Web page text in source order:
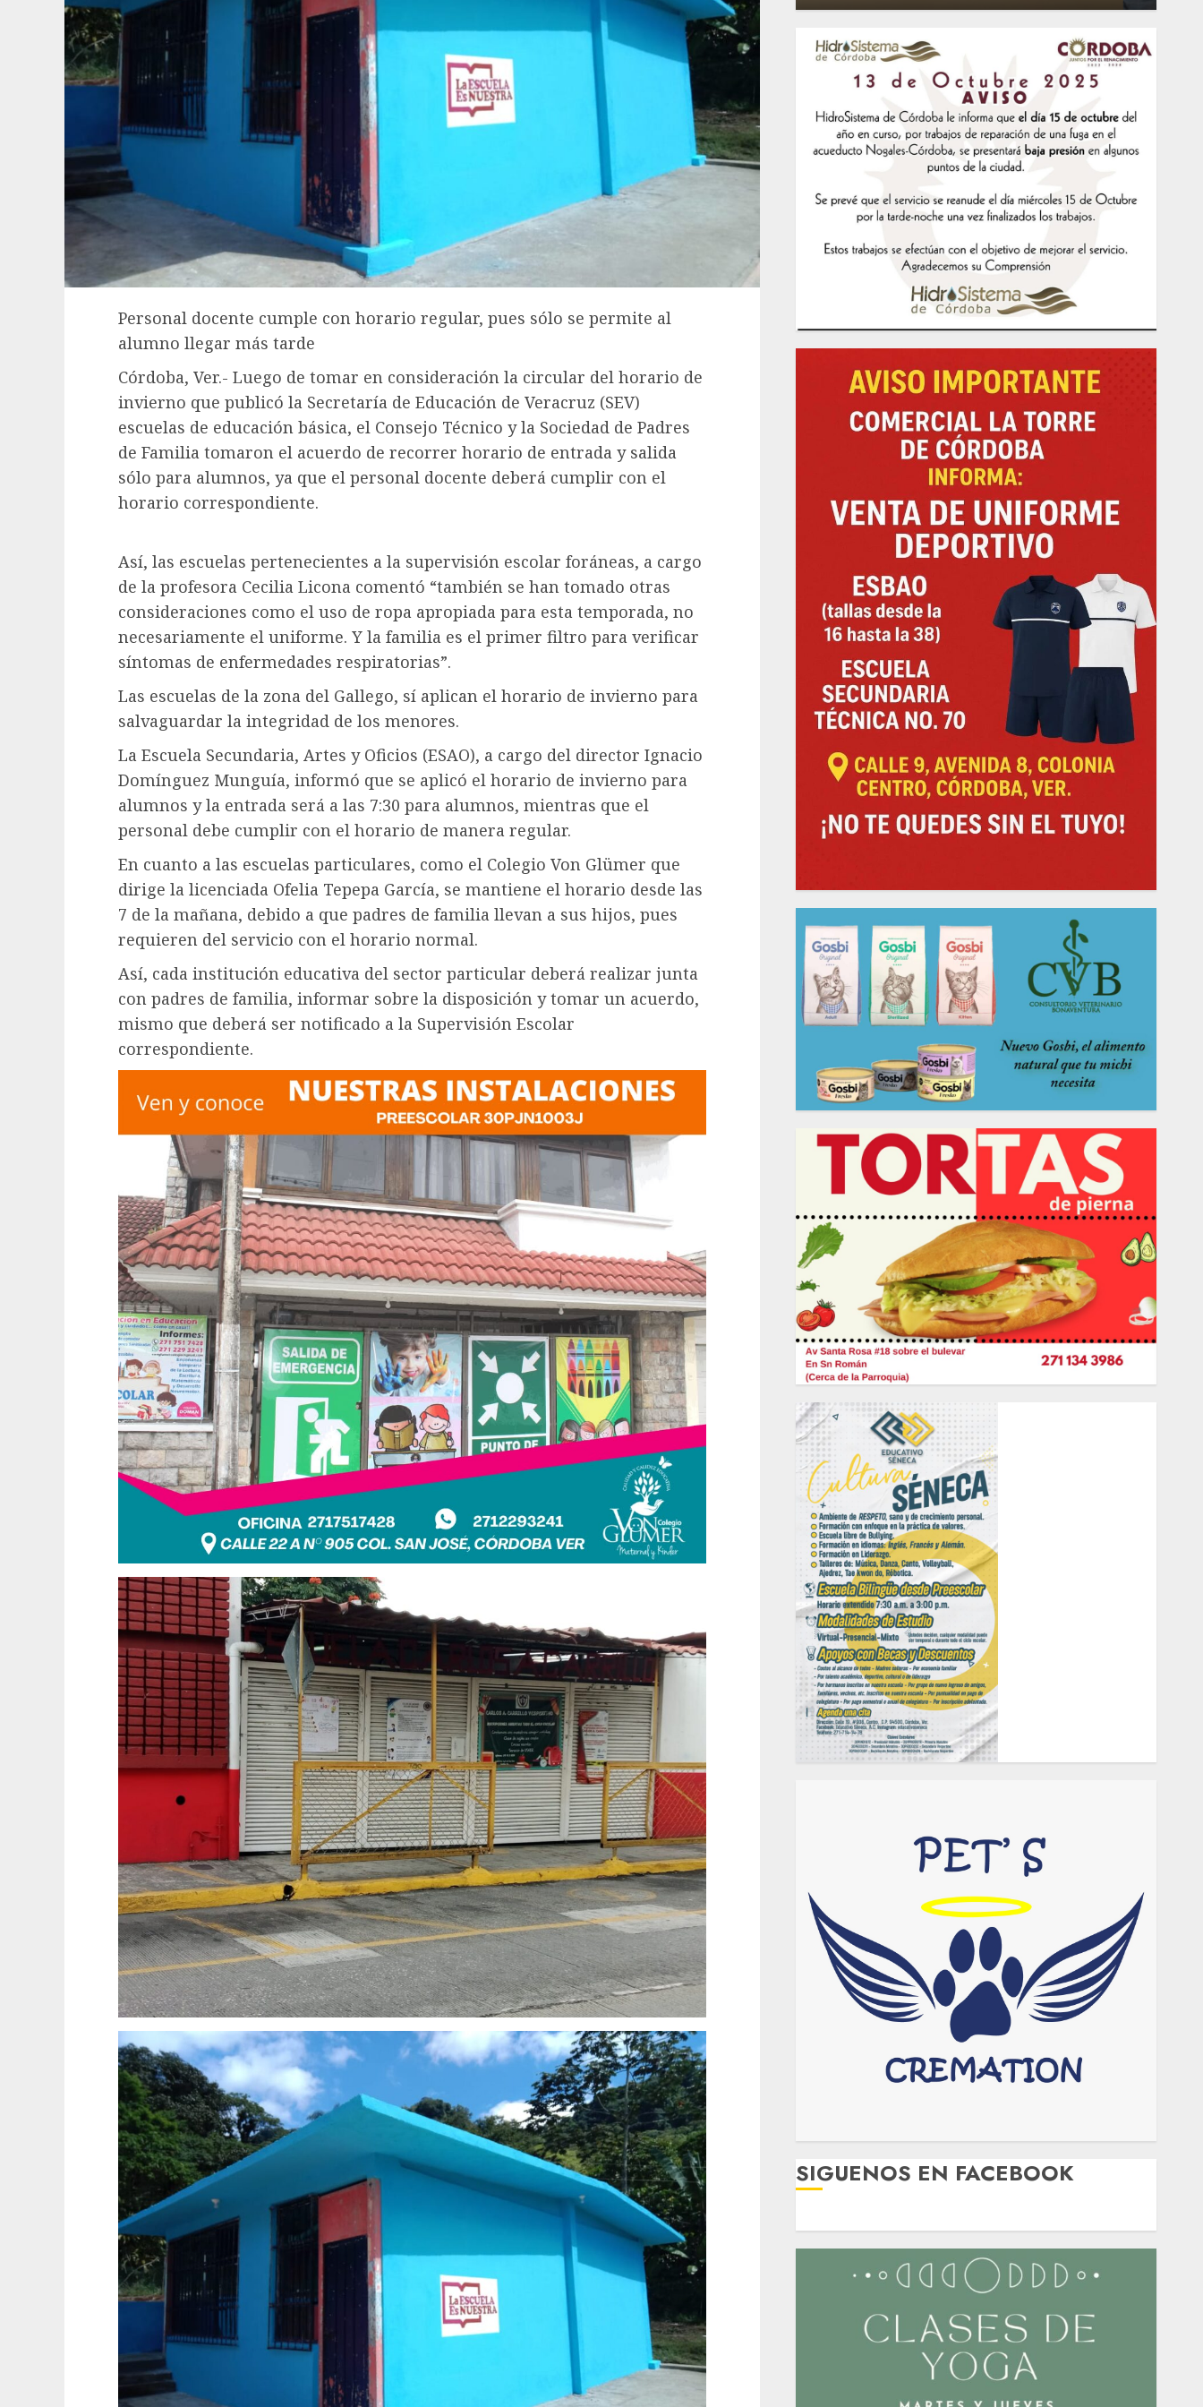
Personal docente cumple con horario regular, pues sólo se permite al
alumno llegar más tarde
Córdoba, Ver.- Luego de tomar en consideración la circular del horario de
invierno que publicó la Secretaría de Educación de Veracruz (SEV)
escuelas de educación básica, el Consejo Técnico y la Sociedad de Padres
de Familia tomaron el acuerdo de recorrer horario de entrada y salida
sólo para alumnos, ya que el personal docente deberá cumplir con el
horario correspondiente.
Así, las escuelas pertenecientes a la supervisión escolar foráneas, a cargo
de la profesora Cecilia Licona comentó “también se han tomado otras
consideraciones como el uso de ropa apropiada para esta temporada, no
necesariamente el uniforme. Y la familia es el primer filtro para verificar
síntomas de enfermedades respiratorias”.
Las escuelas de la zona del Gallego, sí aplican el horario de invierno para
salvaguardar la integridad de los menores.
La Escuela Secundaria, Artes y Oficios (ESAO), a cargo del director Ignacio
Domínguez Munguía, informó que se aplicó el horario de invierno para
alumnos y la entrada será a las 7:30 para alumnos, mientras que el
personal debe cumplir con el horario de manera regular.
En cuanto a las escuelas particulares, como el Colegio Von Glümer que
dirige la licenciada Ofelia Tepepa García, se mantiene el horario desde las
7 de la mañana, debido a que padres de familia llevan a sus hijos, pues
requieren del servicio con el horario normal.
Así, cada institución educativa del sector particular deberá realizar junta
con padres de familia, informar sobre la disposición y tomar un acuerdo,
mismo que deberá ser notificado a la Supervisión Escolar
correspondiente.
SIGUENOS EN FACEBOOK